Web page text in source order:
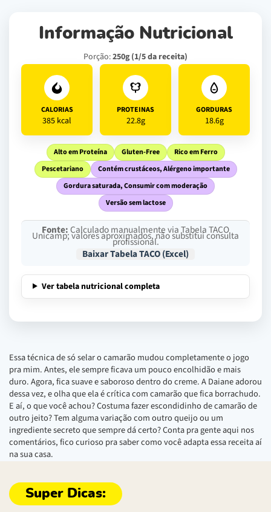
Informação Nutricional
Porção:250g (1/5 da receita)
CALORIAS
385 kcal
PROTEINAS
22.8g
GORDURAS
18.6g
Alto em Proteína Gluten-Free
Rico em Ferro
Pescetariano
Contém crustáceos, Alérgeno importante
Gordura saturada, Consumir com moderação
Versão sem lactose
Fonte:Calculado manualmente via Tabela TACO
Unicamp; valores aproximados, não substitui consulta
profissional.
Baixar Tabela TACO (Excel)
Ver tabela nutricional completa
Essa técnica de só selar o camarão mudou completamente o jogo
pra mim. Antes, ele sempre ficava um pouco encolhidão e mais
duro. Agora, fica suave e saboroso dentro do creme. A Daiane adorou
dessa vez, e olha que ela é crítica com camarão que fica borrachudo.
E aí, o que você achou? Costuma fazer escondidinho de camarão de
outro jeito? Tem alguma variação com outro queijo ou um
ingrediente secreto que sempre dá certo? Conta pra gente aqui nos
comentários, fico curioso pra saber como você adapta essa receita aí
na sua casa.